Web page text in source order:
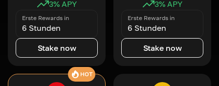
3% APY
Erste Rewards in
6 Stunden
Stake now
3% APY
Erste Rewards in
6 Stunden
Stake now
HOT